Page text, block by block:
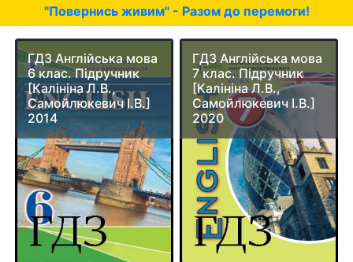
"Повернись живим" - Разом до перемоги!
ГДЗ Англійська мова
6 клас. Підручник
[Калініна Л.В.,
Самойлюкевич І.В.]
2014
ГДЗ Англійська мова
7 клас. Підручник
[Калініна Л.В.,
Самойлюкевич І.В.]
2020